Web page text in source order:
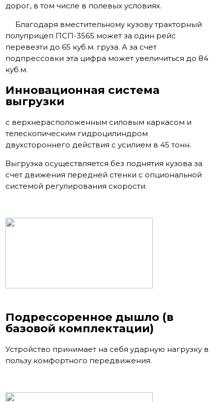
дорог, в том числе в полевых условиях.
Благодаря вместительному кузову тракторный
полуприцеп ПСП-3565 может за один рейс
перевезти до 65 куб.м. груза. А за счет
подпрессовки эта цифра может увеличиться до 84
куб.м.
Инновационная система
выгрузки
с верхнерасположенным силовым каркасом и
телескопическим гидроцилиндром
двухстороннего действия с усилием в 45 тонн.
Выгрузка осуществляется без поднятия кузова за
счет движения передней стенки с опциональной
системой регулирования скорости.
Подрессоренное дышло (в
базовой комплектации)
Устройство принимает на себя ударную нагрузку в
пользу комфортного передвижения.